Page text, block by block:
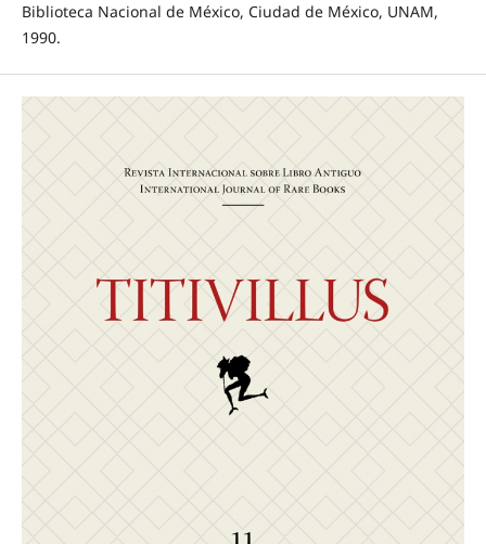
Biblioteca Nacional de México, Ciudad de México, UNAM,
1990.